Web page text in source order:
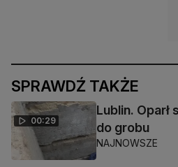
SPRAWDŹ TAKŻE
00:29
Lublin. Oparł
do grobu
NAJNOWSZE